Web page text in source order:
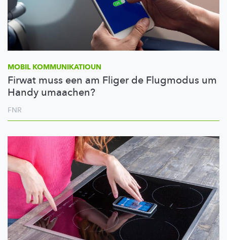
MOBIL KOMMUNIKATIOUN
Firwat muss een am Fliger de Flugmodus um
Handy umaachen?
FNR